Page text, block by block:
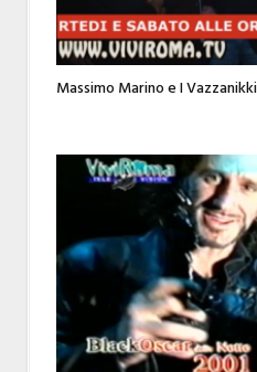
Massimo Marino e I